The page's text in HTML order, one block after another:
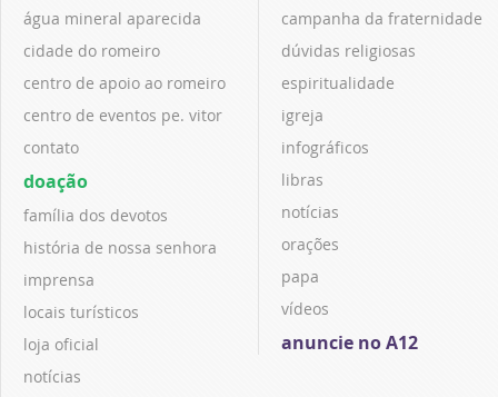
água mineral aparecida
cidade do romeiro
centro de apoio ao romeiro
centro de eventos pe. vitor
contato
doação
família dos devotos
história de nossa senhora
imprensa
locais turísticos
loja oficial
notícias
campanha da fraternidade
dúvidas religiosas
espiritualidade
igreja
infográficos
libras
notícias
orações
papa
vídeos
anuncie no A12